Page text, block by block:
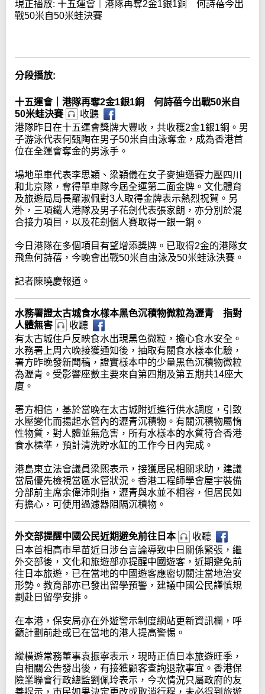
現正播放: 十五運會｜港隊再奪2金1銀1銅 何詩蓓今出
戰50米自50米蛙決賽
分段播放:
十五運會｜港隊再奪2金1銀1銅 何詩蓓今出戰50米自
50米蛙決賽
收聽
港隊昨日在十五運會獎牌大豐收，共收穫2金1銀1銅。男
子游泳代表何甄陶在男子50米自由泳奪金，成為香港首
位在全運會奪金的男泳手。
場地單車代表李思穎、梁穎儀在女子麥迪遜賽力壓四川
和北京隊，奪得單車隊今屆全運第二面金牌。文化體育
及旅遊局局長羅淑佩對3人取得金牌表示熱烈祝賀。另
外，三項鐵人港隊及男子花劍代表張家朗，亦分別於混
合接力項目，以及花劍個人賽取得一銀一銅。
今日港隊在多個項目有望增添獎牌。已取得2金的港隊女
飛魚何詩蓓，今晚會出戰50米自由泳及50米蛙泳決賽。
記者陳曉慶報道。
水務署證太古城食水樣本黑色沉積物微粒為瀝青 指對
人體無害
收聽
有太古城住戶反映食水出現黑色微粒，擔心食水安全。
水務署上周六晚接獲通知後，抽取有關食水樣本化驗，
署方昨晚發新聞稿，證實樣本中的少量黑色沉積物微粒
為瀝青。受影響座數主要來自第四期及第五期共14座大
廈。
署方相信，基於當晚在太古城附近進行供水調度，引致
水壓變化而揚起水管內的瀝青沉積物。有關沉積物屬惰
性物質，對人體並無危害，所有水樣本的水質符合香港
食水標準，預計清洗貯水缸的工作今日內完成。
港島東立法會議員梁熙表示，接獲居民相關求助，建議
當局優先檢視當區水管狀況。香港工程師學會屋宇裝備
分部前主席余偉沛則指，瀝青與水並不相容，但居民如
有擔心，可使用過濾器阻隔沉積物。
外交部提醒中國公民近期避免前往日本
收聽
日本首相高市早苗近日涉台言論導致中日關係緊張，繼
外交部後，文化和旅遊部亦提醒中國遊客，近期避免前
往日本旅遊，已在當地的中國遊客應密切關注當地治安
形勢。教育部亦已發出留學預警，建議中國公民謹慎規
劃赴日留學安排。
在本港，保安局亦在外遊警示制度網站更新資訊欄，呼
籲計劃前赴或已在當地的港人提高警惕。
縱橫遊常務董事袁振寧表示，現時正值日本旅遊旺季，
自相關公告發出後，有接獲顧客查詢退款事宜。香港保
險業聯會行政總監劉佩玲表示，今次情況只屬政府的友